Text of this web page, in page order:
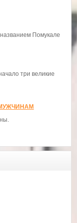
Помукале
три великие